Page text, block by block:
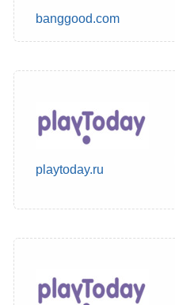
banggood.com
playtoday.ru